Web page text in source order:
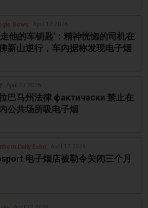
News
他的车钥匙'：精神恍惚的司机在
新山逆行，车内据称发现电子烟
巴马州法律 фактически 禁止在
公共场所吸电子烟
Daily Echo
电子烟店被勒令关闭三个月